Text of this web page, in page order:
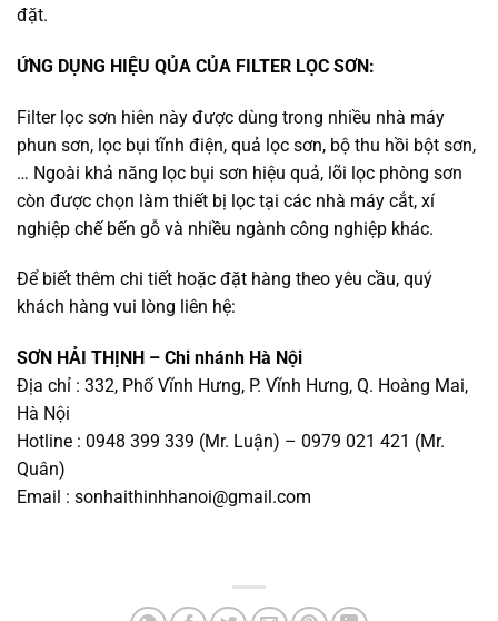
đặt.
ỨNG DỤNG HIỆU QỦA CỦA FILTER LỌC SƠN:
Filter lọc sơn hiên này được dùng trong nhiều nhà máy
phun sơn, lọc bụi tĩnh điện, quả lọc sơn, bộ thu hồi bột sơn,
… Ngoài khả năng lọc bụi sơn hiệu quả, lõi lọc phòng sơn
còn được chọn làm thiết bị lọc tại các nhà máy cắt, xí
nghiệp chế bến gỗ và nhiều ngành công nghiệp khác.
Để biết thêm chi tiết hoặc đặt hàng theo yêu cầu, quý
khách hàng vui lòng liên hệ:
SƠN HẢI THỊNH – Chi nhánh Hà Nội
Địa chỉ : 332, Phố Vĩnh Hưng, P. Vĩnh Hưng, Q. Hoàng Mai,
Hà Nội
Hotline : 0948 399 339 (Mr. Luận) – 0979 021 421 (Mr.
Quân)
Email : sonhaithinhhanoi@gmail.com